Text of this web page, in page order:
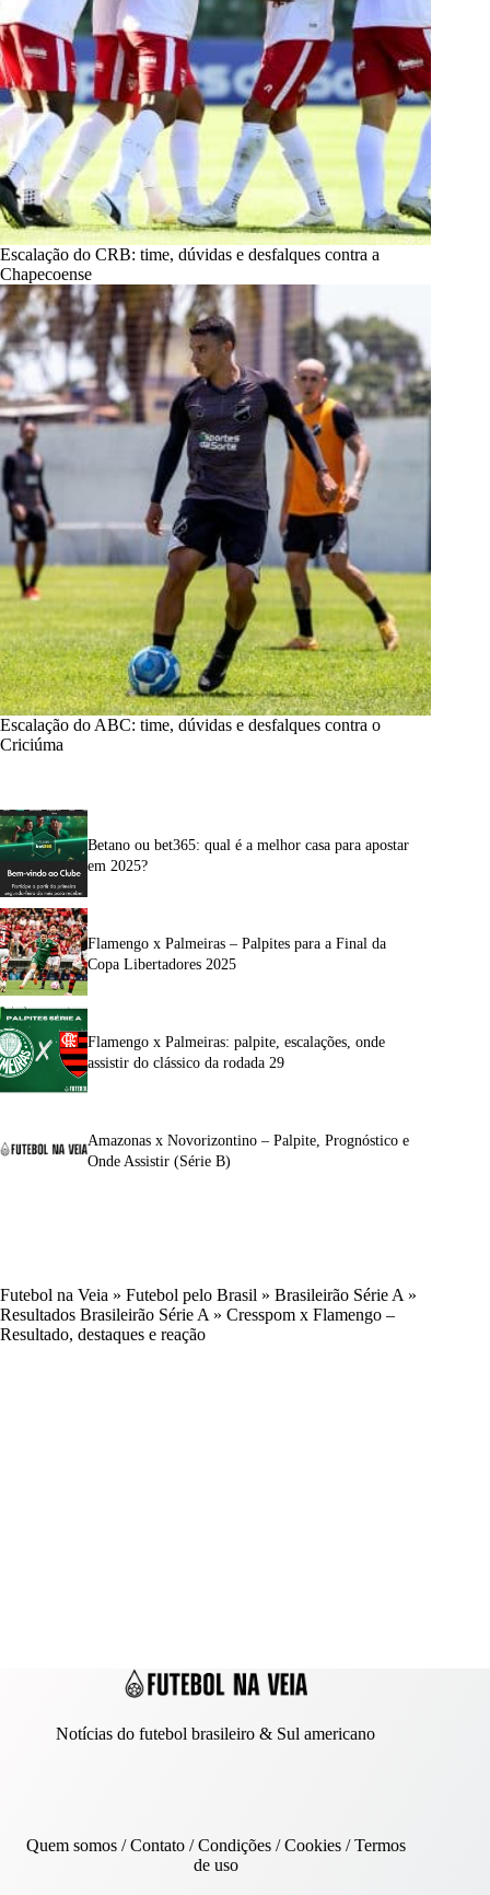
Escalação do CRB: time, dúvidas e desfalques contra a
Chapecoense
Escalação do ABC: time, dúvidas e desfalques contra o
Criciúma
Betano ou bet365: qual é a melhor casa para apostar
em 2025?
Flamengo x Palmeiras – Palpites para a Final da
Copa Libertadores 2025
Flamengo x Palmeiras: palpite, escalações, onde
assistir do clássico da rodada 29
Amazonas x Novorizontino – Palpite, Prognóstico e
Onde Assistir (Série B)
Futebol na Veia » Futebol pelo Brasil » Brasileirão Série A »
Resultados Brasileirão Série A » Cresspom x Flamengo –
Resultado, destaques e reação
Notícias do futebol brasileiro & Sul americano
Quem somos/Contato/ Condições /Cookies/Termos
de uso